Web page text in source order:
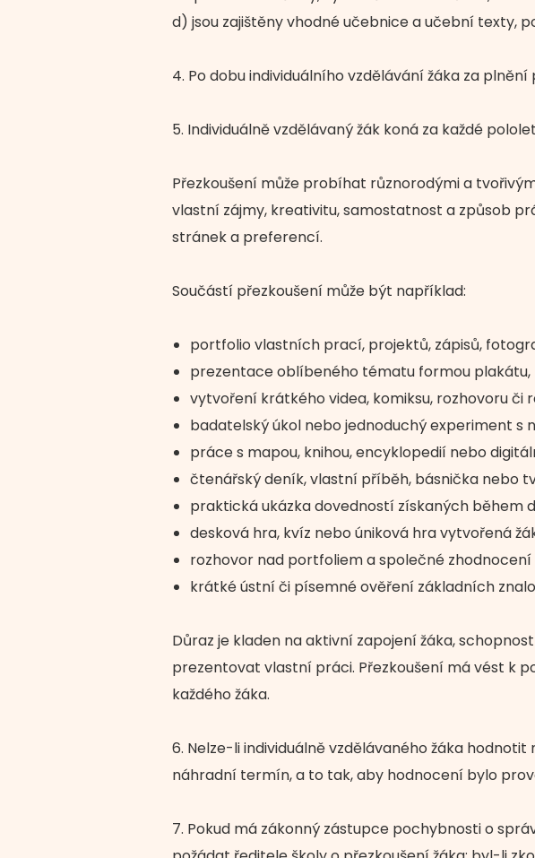
d) jsou zajištěny vhodné učebnice a učební texty,
4. Po dobu individuálního vzdělávání žáka za
5. Individuálně vzdělávaný žák koná za každé
Přezkoušení může probíhat různorodými a
vlastní zájmy, kreativitu, samostatnost a způsob
stránek a preferencí.
Součástí přezkoušení může být například:
portfolio vlastních prací, projektů, zápisů,
prezentace oblíbeného tématu formou
vytvoření krátkého videa, komiksu, rozhovoru či
badatelský úkol nebo jednoduchý experiment s
práce s mapou, knihou, encyklopedií nebo
čtenářský deník, vlastní příběh, básnička nebo
praktická ukázka dovedností získaných během
desková hra, kvíz nebo úniková hra vytvořená
rozhovor nad portfoliem a společné zhodnocení
krátké ústní či písemné ověření základních
Důraz je kladen na aktivní zapojení žáka,
prezentovat vlastní práci. Přezkoušení má vést k
každého žáka.
6. Nelze-li individuálně vzdělávaného žáka
náhradní termín, a to tak, aby hodnocení bylo
7. Pokud má zákonný zástupce pochybnosti o